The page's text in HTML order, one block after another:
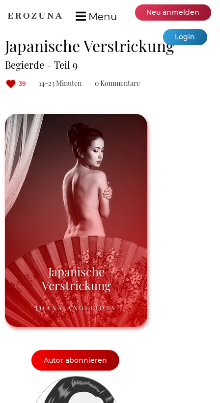
Menü Neu anmelden
Login
Japanische Verstrickung
Begierde - Teil 9
39 14-23 Minuten 0 Kommentare
Japanische
Verstrickung
JOANA ANGELIDES
Autor abonnieren